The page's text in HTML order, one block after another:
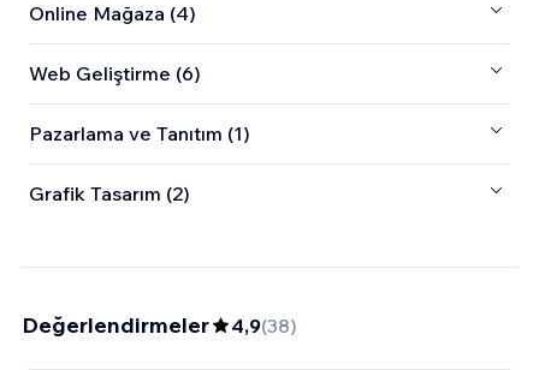
Online Mağaza (4)
Web Geliştirme (6)
Pazarlama ve Tanıtım (1)
Grafik Tasarım (2)
Değerlendirmeler 4,9(38)